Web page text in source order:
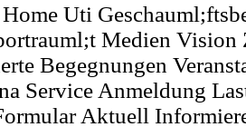
Uti
Medien Vision
Begegnungen
Service Anmeldung
Aktuell